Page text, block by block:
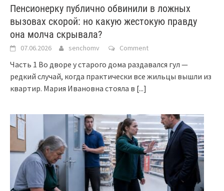
Пенсионерку публично обвинили в ложных
вызовах скорой: но какую жестокую правду
она молча скрывала?
07.06.2026 senchomv Comment
Часть 1 Во дворе у старого дома раздавался гул —
редкий случай, когда практически все жильцы вышли из
квартир. Мария Ивановна стояла в [...]